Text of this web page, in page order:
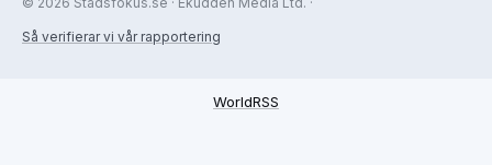
Så verifierar vi vår rapportering
WorldRSS